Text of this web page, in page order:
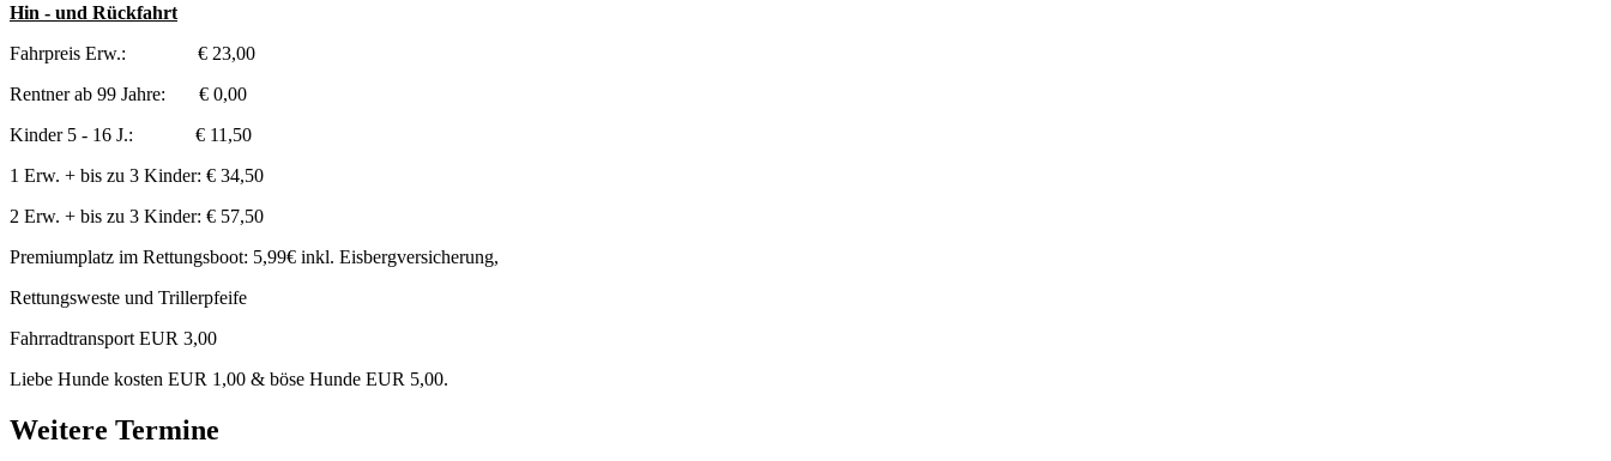
Hin - und Rückfahrt
Fahrpreis Erw.: € 23,00
Rentner ab 99 Jahre: € 0,00
Kinder 5 - 16 J.: € 11,50
1 Erw. + bis zu 3 Kinder: € 34,50
2 Erw. + bis zu 3 Kinder: € 57,50
Premiumplatz im Rettungsboot: 5,99€ inkl. Eisbergversicherung,
Rettungsweste und Trillerpfeife
Fahrradtransport EUR 3,00
Liebe Hunde kosten EUR 1,00 & böse Hunde EUR 5,00.
Weitere Termine